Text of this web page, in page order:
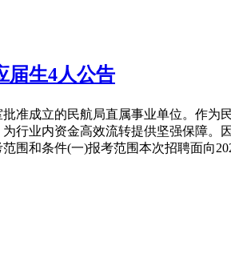
届生4人公告
准成立的民航局直属事业单位。作
行业内资金高效流转提供坚强保障
围和条件(一)报考范围本次招聘面向